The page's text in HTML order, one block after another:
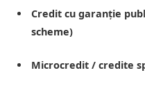
Credit cu garanție
scheme)
Microcredit / credite